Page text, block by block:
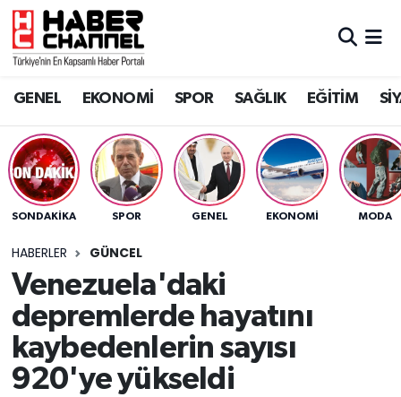
GENEL EKONOMİ SPOR SAĞLIK EĞİTİM
SONDAKIKA SPOR GENEL EKONOMİ MODA
HABERLER GÜNCEL
Venezuela'daki
depremlerde hayatını
kaybedenlerin sayısı
920'ye yükseldi
GENEL
SPOR
SAĞLIK
EĞİTİM
SİYASET
MAGAZİN
Nöbetçi Eczaneler
Trafik Durumu
Süper Lig Puan Durumu ve Fikstür
Tüm Manşetler
Son Dakika Haberleri
Haber Arşivi